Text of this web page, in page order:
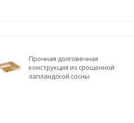
Прочная долговечная
конструкция из срощенной
лапландской сосны